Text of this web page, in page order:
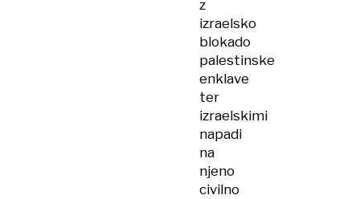
z
izraelsko
blokado
palestinske
enklave
ter
izraelskimi
napadi
na
njeno
civilno